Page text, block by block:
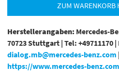
ZUM WARENKORB
Herstellerangaben: Mercedes-
70723 Stuttgart | Tel: +49711170 |
dialog.mb@mercedes-benz.com |
https://www.mercedes-benz.com